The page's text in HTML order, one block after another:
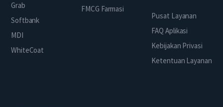
Grab
Softbank
MDI
WhiteCoat
FMCG Farmasi
Pusat Layanan
FAQ Aplikasi
Kebijakan Privasi
Ketentuan Layanan